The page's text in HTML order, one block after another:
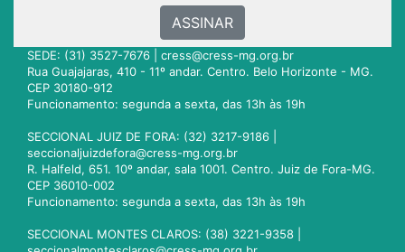
ASSINAR
SEDE: (31) 3527-7676 | cress@cress-mg.org.br
Rua Guajajaras, 410 - 11º andar. Centro. Belo Horizonte - MG.
CEP 30180-912
Funcionamento: segunda a sexta, das 13h às 19h
SECCIONAL JUIZ DE FORA: (32) 3217-9186 |
seccionaljuizdefora@cress-mg.org.br
R. Halfeld, 651. 10º andar, sala 1001. Centro. Juiz de Fora-MG.
CEP 36010-002
Funcionamento: segunda a sexta, das 13h às 19h
SECCIONAL MONTES CLAROS: (38) 3221-9358 |